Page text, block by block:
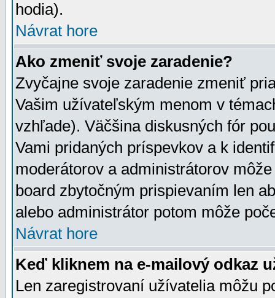
hodia).
Návrat hore
Ako zmeniť svoje zaradenie?
Zvyčajne svoje zaradenie zmeniť
Vašim užívateľským menom v
vzhľade). Väčšina diskusných fór
Vami pridaných príspevkov a k
moderátorov a administrátorov
board zbytočným prispievaním len
alebo administrátor potom môže
Návrat hore
Keď kliknem na e-mailový odkaz
Len zaregistrovaní užívatelia môžu